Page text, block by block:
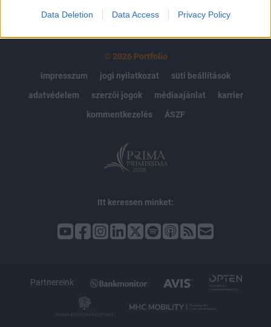
Data Deletion Data Access Privacy Policy
© 2026 Portfolio
impresszum
jogi nyilatkozat
süti beállítások
adatvédelem
szerzői jogok médiaajánlat
karrier
kommentkezelés
ÁSZF
Itt keressen minket:
Partnereink